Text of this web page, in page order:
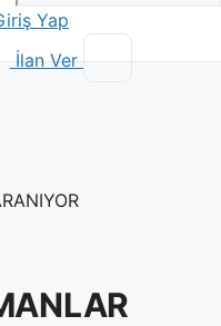
Yap
İlan Ver